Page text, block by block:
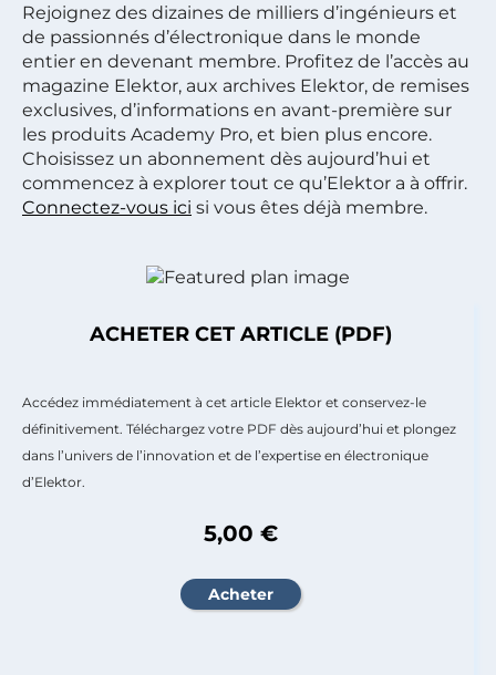
Rejoignez des dizaines de milliers d’ingénieurs et
de passionnés d’électronique dans le monde
entier en devenant membre. Profitez de l’accès au
magazine Elektor, aux archives Elektor, de remises
exclusives, d’informations en avant-première sur
les produits Academy Pro, et bien plus encore.
Choisissez un abonnement dès aujourd’hui et
commencez à explorer tout ce qu’Elektor a à offrir.
Connectez-vous ici si vous êtes déjà membre.
ACHETER CET ARTICLE (PDF)
Accédez immédiatement à cet article Elektor et conservez-le
définitivement. Téléchargez votre PDF dès aujourd’hui et plongez
dans l’univers de l’innovation et de l’expertise en électronique
d’Elektor.
5,00 €